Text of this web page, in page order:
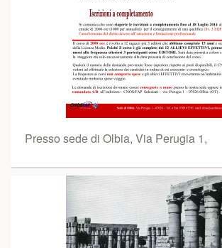
Presso sede di Olbia, Via Perugia 1,